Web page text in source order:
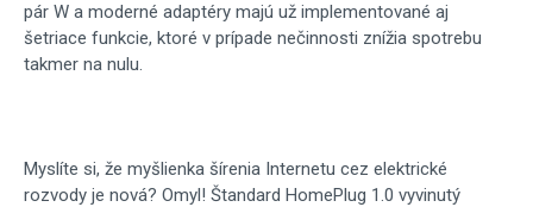
pár W a moderné adaptéry majú už implementované aj
šetriace funkcie, ktoré v prípade nečinnosti znížia spotrebu
takmer na nulu.
Myslíte si, že myšlienka šírenia Internetu cez elektrické
rozvody je nová? Omyl! Štandard HomePlug 1.0 vyvinutý